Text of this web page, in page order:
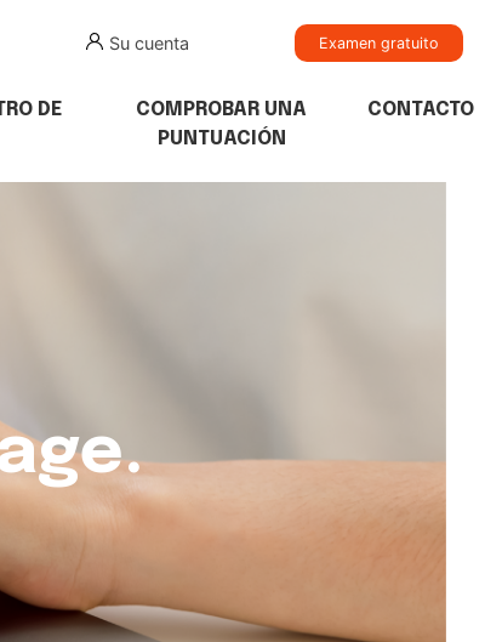
Su cuenta Examen gratuito
DE
COMPROBAR UNA
PUNTUACIÓN
CONTACTO